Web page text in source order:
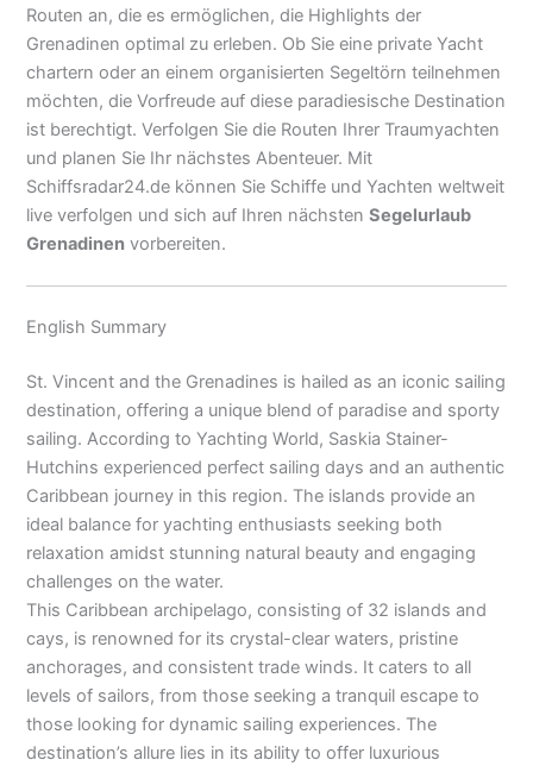
Routen an, die es ermöglichen, die Highlights der
Grenadinen optimal zu erleben. Ob Sie eine private Yacht
chartern oder an einem organisierten Segeltörn teilnehmen
möchten, die Vorfreude auf diese paradiesische Destination
ist berechtigt. Verfolgen Sie die Routen Ihrer Traumyachten
und planen Sie Ihr nächstes Abenteuer. Mit
Schiffsradar24.de können Sie Schiffe und Yachten weltweit
live verfolgen und sich auf Ihren nächstenSegelurlaub
Grenadinen vorbereiten.
English Summary
St. Vincent and the Grenadines is hailed as an iconic sailing
destination, offering a unique blend of paradise and sporty
sailing. According to Yachting World, Saskia Stainer-
Hutchins experienced perfect sailing days and an authentic
Caribbean journey in this region. The islands provide an
ideal balance for yachting enthusiasts seeking both
relaxation amidst stunning natural beauty and engaging
challenges on the water.
This Caribbean archipelago, consisting of 32 islands and
cays, is renowned for its crystal-clear waters, pristine
anchorages, and consistent trade winds. It caters to all
levels of sailors, from those seeking a tranquil escape to
those looking for dynamic sailing experiences. The
destination’s allure lies in its ability to offer luxurious